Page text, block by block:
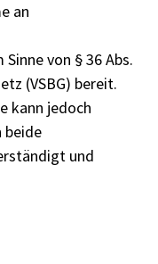
an
von § 36 Abs.
(VSBG) bereit.
kann jedoch
beide
und